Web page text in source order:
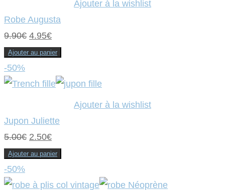
Ajouter à la wishlist
Robe Augusta
9.90€ Le
prix
était :
4.95€Le
prix
est :
Ajouter au panier
-50%
Ajouter à la wishlist
Jupon Juliette
5.00€ Le
prix
était :
2.50€Le
prix
est :
Ajouter au panier
-50%